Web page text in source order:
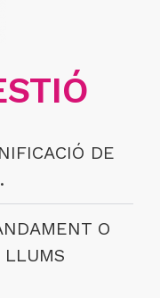
DE
O
LLUMS